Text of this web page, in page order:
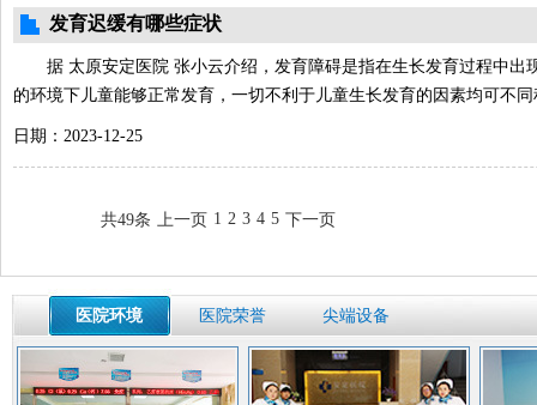
发育迟缓有哪些症状
据 太原安定医院 张小云介绍，发育障碍是指在生长发育过程中出
的环境下儿童能够正常发育，一切不利于儿童生长发育的因素均可不
日期：2023-12-25
共49条 上一页 1 2 3 4 5 下一页
医院环境 医院荣誉 尖端设备